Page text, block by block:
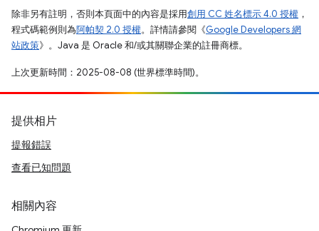
除非另有註明，否則本頁面中的內容是採用創用 CC 姓名標示 4.0 授權 ，
程式碼範例則為阿帕契 2.0 授權。詳情請參閱《Google Developers 網
站政策》。Java 是 Oracle 和/或其關聯企業的註冊商標。
上次更新時間：2025-08-08 (世界標準時間)。
提供相片
提報錯誤
查看已知問題
相關內容